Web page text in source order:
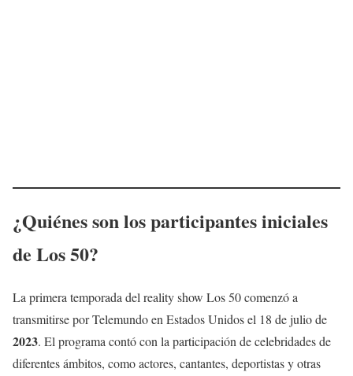
¿Quiénes son los participantes iniciales
de Los 50?
La primera temporada del reality show Los 50 comenzó a
transmitirse por Telemundo en Estados Unidos el 18 de julio de
2023. El programa contó con la participación de celebridades de
diferentes ámbitos, como actores, cantantes, deportistas y otras